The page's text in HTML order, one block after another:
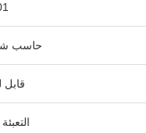
حاسب
قابل